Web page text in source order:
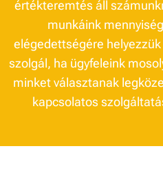
értékteremtés áll
munkáink
elégedettségére
szolgál, ha ügyfeleink
minket választanak
kapcsolatos